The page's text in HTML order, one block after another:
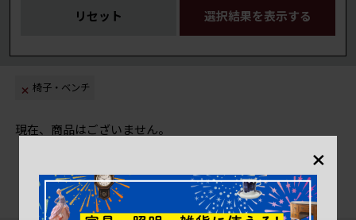
リセット 選択結果を表示する
椅子・ベンチ
現在、商品はございません。
×